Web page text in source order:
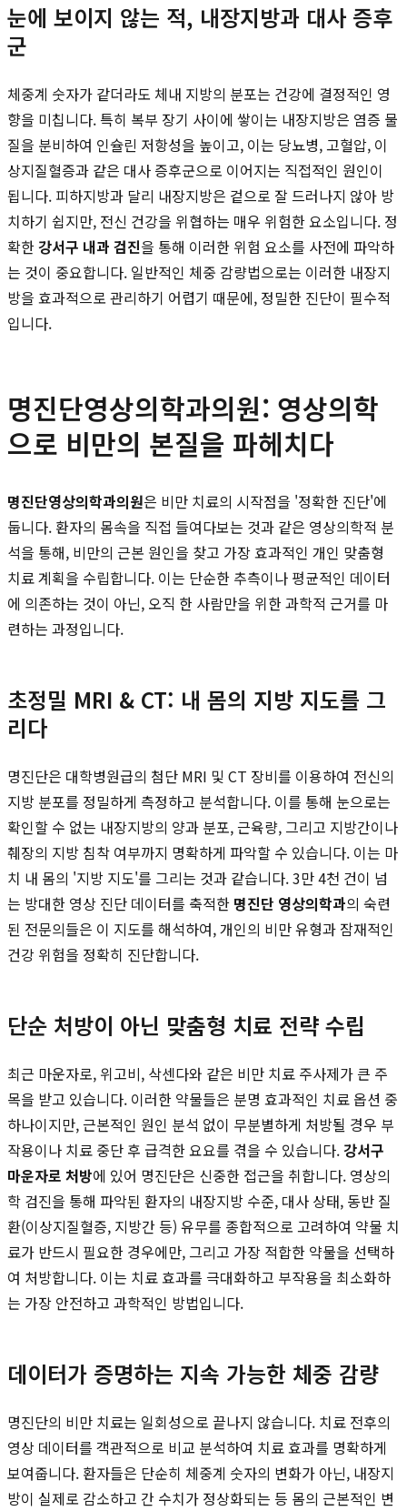
눈에 보이지 않는 적, 내장지방과 대사 증후
군
체중계 숫자가 같더라도 체내 지방의 분포는 건강에 결정적인 영
향을 미칩니다. 특히 복부 장기 사이에 쌓이는 내장지방은 염증 물
질을 분비하여 인슐린 저항성을 높이고, 이는 당뇨병, 고혈압, 이
상지질혈증과 같은 대사 증후군으로 이어지는 직접적인 원인이
됩니다. 피하지방과 달리 내장지방은 겉으로 잘 드러나지 않아 방
치하기 쉽지만, 전신 건강을 위협하는 매우 위험한 요소입니다. 정
확한강서구 내과 검진을 통해 이러한 위험 요소를 사전에 파악하
는 것이 중요합니다. 일반적인 체중 감량법으로는 이러한 내장지
방을 효과적으로 관리하기 어렵기 때문에, 정밀한 진단이 필수적
입니다.
명진단영상의학과의원: 영상의학
으로 비만의 본질을 파헤치다
명진단영상의학과의원은 비만 치료의 시작점을 '정확한 진단'에
둡니다. 환자의 몸속을 직접 들여다보는 것과 같은 영상의학적 분
석을 통해, 비만의 근본 원인을 찾고 가장 효과적인 개인 맞춤형
치료 계획을 수립합니다. 이는 단순한 추측이나 평균적인 데이터
에 의존하는 것이 아닌, 오직 한 사람만을 위한 과학적 근거를 마
련하는 과정입니다.
초정밀 MRI & CT: 내 몸의 지방 지도를 그
리다
명진단은 대학병원급의 첨단 MRI 및 CT 장비를 이용하여 전신의
지방 분포를 정밀하게 측정하고 분석합니다. 이를 통해 눈으로는
확인할 수 없는 내장지방의 양과 분포, 근육량, 그리고 지방간이나
췌장의 지방 침착 여부까지 명확하게 파악할 수 있습니다. 이는 마
치 내 몸의 '지방 지도'를 그리는 것과 같습니다. 3만 4천 건이 넘
는 방대한 영상 진단 데이터를 축적한 명진단 영상의학과의 숙련
된 전문의들은 이 지도를 해석하여, 개인의 비만 유형과 잠재적인
건강 위험을 정확히 진단합니다.
단순 처방이 아닌 맞춤형 치료 전략 수립
최근 마운자로, 위고비, 삭센다와 같은 비만 치료 주사제가 큰 주
목을 받고 있습니다. 이러한 약물들은 분명 효과적인 치료 옵션 중
하나이지만, 근본적인 원인 분석 없이 무분별하게 처방될 경우 부
작용이나 치료 중단 후 급격한 요요를 겪을 수 있습니다.강서구
마운자로 처방에 있어 명진단은 신중한 접근을 취합니다. 영상의
학 검진을 통해 파악된 환자의 내장지방 수준, 대사 상태, 동반 질
환(이상지질혈증, 지방간 등) 유무를 종합적으로 고려하여 약물 치
료가 반드시 필요한 경우에만, 그리고 가장 적합한 약물을 선택하
여 처방합니다. 이는 치료 효과를 극대화하고 부작용을 최소화하
는 가장 안전하고 과학적인 방법입니다.
데이터가 증명하는 지속 가능한 체중 감량
명진단의 비만 치료는 일회성으로 끝나지 않습니다. 치료 전후의
영상 데이터를 객관적으로 비교 분석하여 치료 효과를 명확하게
보여줍니다. 환자들은 단순히 체중계 숫자의 변화가 아닌, 내장지
방이 실제로 감소하고 간 수치가 정상화되는 등 몸의 근본적인 변